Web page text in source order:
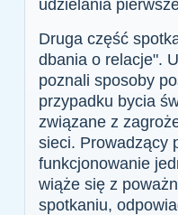
udzielania
Druga część
dbania o relacje".
poznali sposoby
przypadku bycia
związane z
sieci. Prowadzący
funkcjonowanie
wiąże się z
spotkaniu,